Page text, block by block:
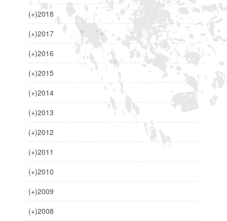
(+)2018
(+)2017
(+)2016
(+)2015
(+)2014
(+)2013
(+)2012
(+)2011
(+)2010
(+)2009
(+)2008